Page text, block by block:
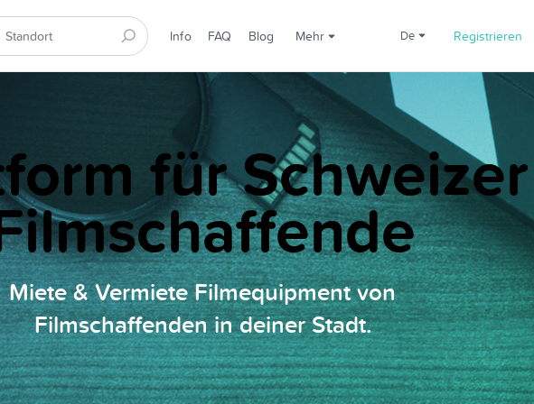
Info FAQ Blog Mehr de Registrieren
für Schweizer
Miete & Vermiete Filmequipment von
Filmschaffenden in deiner Stadt.